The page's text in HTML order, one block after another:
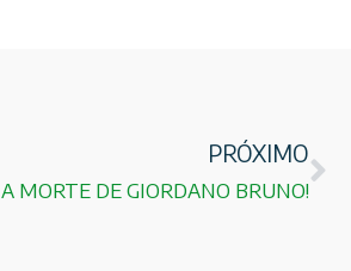
PRÓXIMO
A MORTE DE GIORDANO BRUNO!